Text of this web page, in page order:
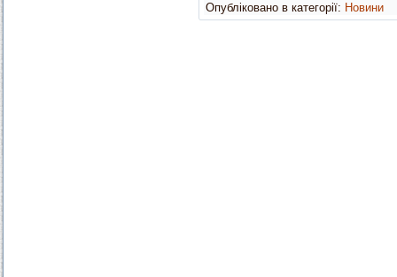
Опубліковано в категорії: Новини